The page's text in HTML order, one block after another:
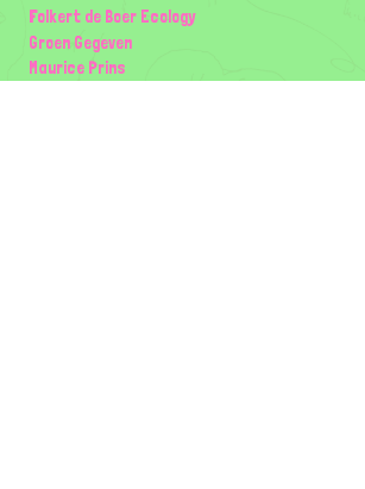
Folkert de Boer Ecology
Groen Gegeven
Maurice Prins